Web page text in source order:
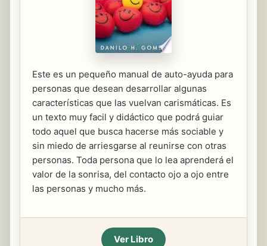
Este es un pequeño manual de auto-ayuda para
personas que desean desarrollar algunas
características que las vuelvan carismáticas. Es
un texto muy facil y didáctico que podrá guiar
todo aquel que busca hacerse más sociable y
sin miedo de arriesgarse al reunirse con otras
personas. Toda persona que lo lea aprenderá el
valor de la sonrisa, del contacto ojo a ojo entre
las personas y mucho más.
Ver Libro